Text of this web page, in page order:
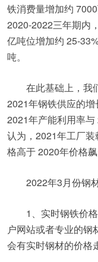
铁消费量增加约
2020-2022三年期内
亿吨位增加约 25-
吨。
在此基础上，我
2021年钢铁供应的
2021年产能利用率
认为，2021年工厂
格高于 2020年价格飙
2022年3月份钢
1、实时钢铁价
户网站或者专业的
会有实时钢材的价格